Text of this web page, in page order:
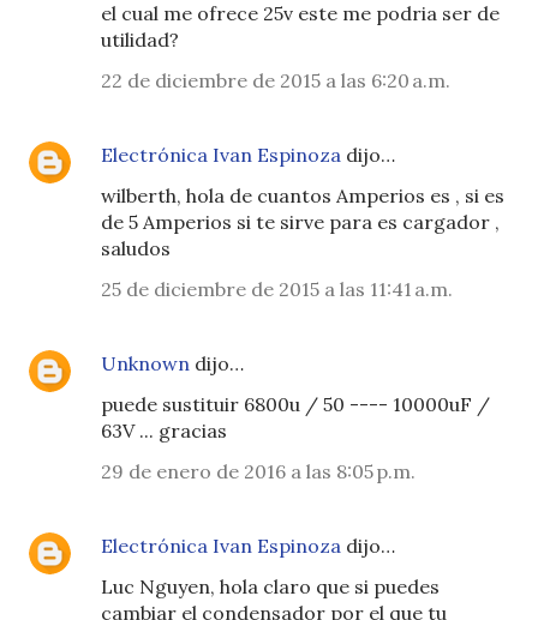
el cual me ofrece 25v este me podria ser de
utilidad?
22 de diciembre de 2015 a las 6:20 a.m.
Electrónica Ivan Espinoza dijo…
wilberth, hola de cuantos Amperios es , si es
de 5 Amperios si te sirve para es cargador ,
saludos
25 de diciembre de 2015 a las 11:41 a.m.
Unknown dijo…
puede sustituir 6800u / 50 ---- 10000uF /
63V ... gracias
29 de enero de 2016 a las 8:05 p.m.
Electrónica Ivan Espinoza dijo…
Luc Nguyen, hola claro que si puedes
cambiar el condensador por el que tu